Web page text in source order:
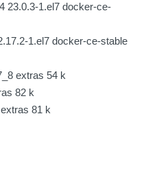
23.0.3-1.el7 docker-ce-
1.el7 docker-ce-stable
extras 54 k
82 k
81 k